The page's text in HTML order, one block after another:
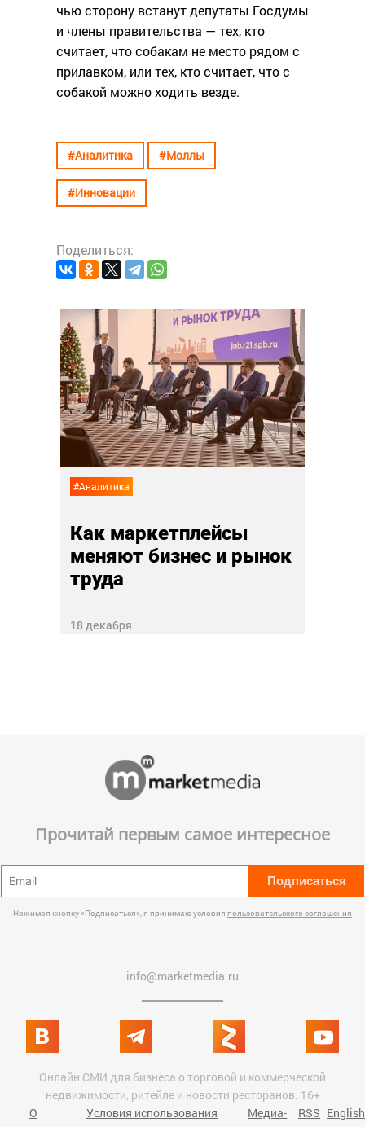
чью сторону встанут депутаты Госдумы
и члены правительства — тех, кто
считает, что собакам не место рядом с
прилавком, или тех, кто считает, что с
собакой можно ходить везде.
#Аналитика #Моллы
#Инновации
Поделиться:
#Аналитика
Как маркетплейсы
меняют бизнес и рынок
труда
18 декабря
Прочитай первым самое интересное
Подписаться
Нажимая кнопку «Подписаться», я принимаю условия пользовательского соглашения
info@marketmedia.ru
Онлайн СМИ для бизнеса о торговой и коммерческой
недвижимости, ритейле и новости ресторанов. 16+
О
Условия использования
Медиа-
RSS English